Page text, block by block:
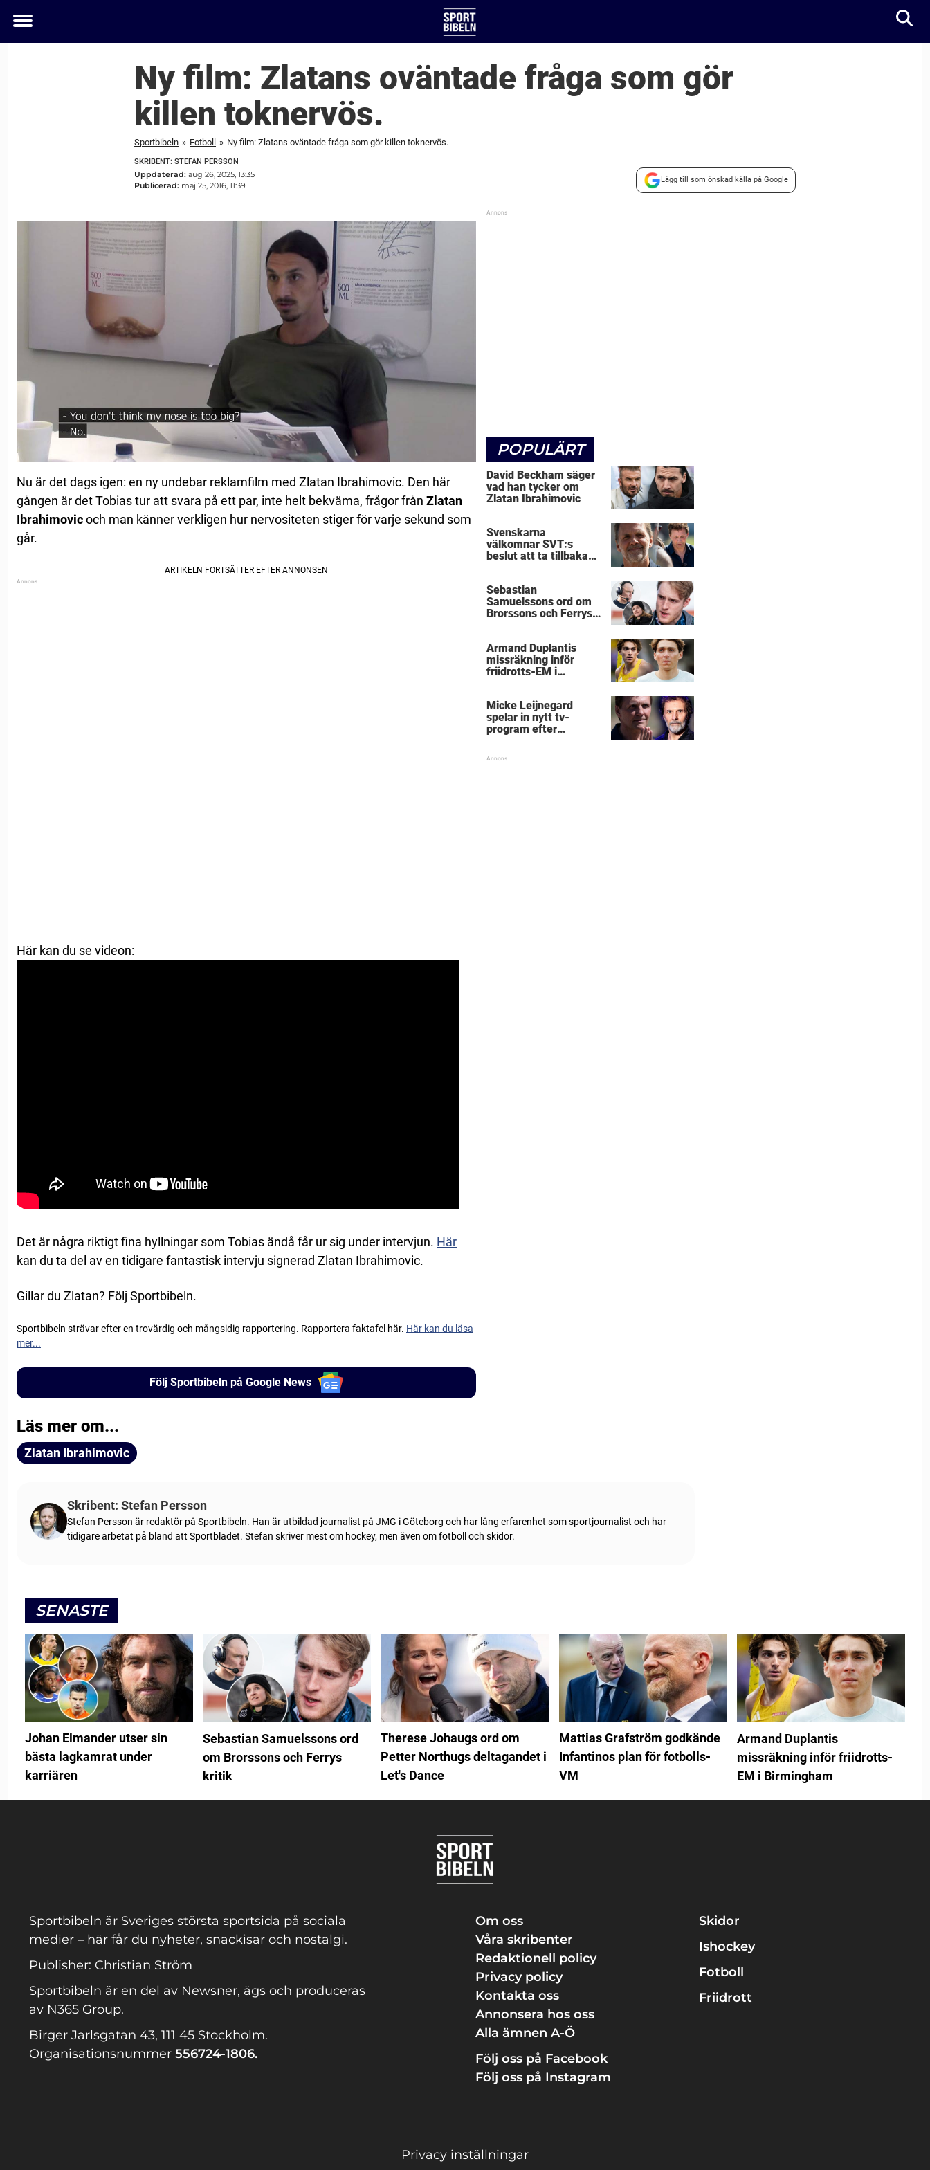
Toggle
Ny film: Zlatans oväntade fråga som gör
killen toknervös.
Sportbibeln » Fotboll » Ny film: Zlatans oväntade fråga som gör killen toknervös.
SKRIBENT: STEFAN PERSSON
Uppdaterad: aug 26, 2025, 13:35
Publicerad: maj 25, 2016, 11:39
Lägg till som önskad källa på Google
Nu är det dags igen: en ny undebar reklamfilm med Zlatan Ibrahimovic. Den här
gången är det Tobias tur att svara på ett par, inte helt bekväma, frågor från Zlatan
Ibrahimovicoch man känner verkligen hur nervositeten stiger för varje sekund som
går.
Här kan du se videon:
Det är några riktigt fina hyllningar som Tobias ändå får ur sig under intervjun. Här
kan du ta del av en tidigare fantastisk intervju signerad Zlatan Ibrahimovic.
Gillar du Zlatan? Följ Sportbibeln.
Sportbibeln strävar efter en trovärdig och mångsidig rapportering. Rapportera faktafel här. Här kan du läsa
mer...
Följ Sportbibeln på Google News
POPULÄRT
David Beckham säger
vad han tycker om
Zlatan Ibrahimovic
Svenskarna
välkomnar SVT:s
beslut att ta tillbaka
Sebastian
Samuelssons ord om
Brorssons och Ferrys
Armand Duplantis
missräkning inför
friidrotts-EM i
Micke Leijnegard
spelar in nytt tv-
program efter
Läs mer om...
Zlatan Ibrahimovic
Skribent: Stefan Persson
Stefan Persson är redaktör på Sportbibeln. Han är utbildad journalist på JMG i Göteborg och har lång erfarenhet som sportjournalist och har
tidigare arbetat på bland att Sportbladet. Stefan skriver mest om hockey, men även om fotboll och skidor.
SENASTE
Johan Elmander utser sin
bästa lagkamrat under
karriären
Sebastian Samuelssons ord
om Brorssons och Ferrys
kritik
Therese Johaugs ord om
Petter Northugs deltagandet i
Let's Dance
Mattias Grafström godkände
Infantinos plan för fotbolls-
VM
Armand Duplantis
missräkning inför friidrotts-
EM i Birmingham
Sportbibeln är Sveriges största sportsida på sociala
medier – här får du nyheter, snackisar och nostalgi.
Publisher: Christian Ström
Sportbibeln är en del av Newsner, ägs och produceras
av N365 Group.
Birger Jarlsgatan 43, 111 45 Stockholm.
Organisationsnummer 556724-1806.
Om oss
Våra skribenter
Redaktionell policy
Privacy policy
Kontakta oss
Annonsera hos oss
Alla ämnen A-Ö
Följ oss på Facebook
Följ oss på Instagram
Skidor
Ishockey
Fotboll
Friidrott
Privacy inställningar